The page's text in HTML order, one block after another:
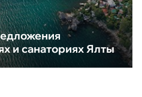
и санаториях Ялты